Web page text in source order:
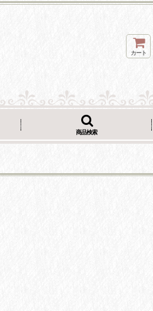
カート
商品検索